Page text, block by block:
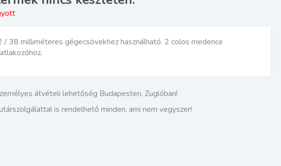
/ 38 milliméteres gégecsövekhez használható. 2 colos medence
átvételi lehetőség Budapesten, Zuglóban!
is rendelhető minden, ami nem vegyszer!